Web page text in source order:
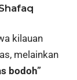
kilauan
melainkan
bodoh”